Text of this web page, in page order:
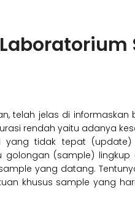
telah jelas di informaskan
rendah yaitu adanya
yang tidak tepat
(sample)
yang datang.
khusus sample yang